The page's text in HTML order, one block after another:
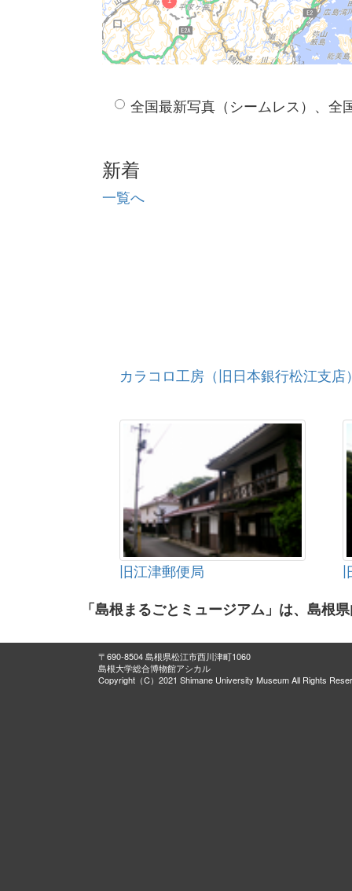
全国最新写真（シームレス）、全
新着
一覧へ
カラコロ工房（旧日本銀行松江支店
旧江津郵便局
「島根まるごとミュージアム」は、島根
〒690-8504 島根県松江市西川津町1060
島根大学総合博物館アシカル
Copyright（C）2021 Shimane University Museum All Rights